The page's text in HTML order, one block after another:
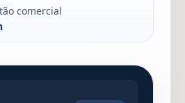
comercial